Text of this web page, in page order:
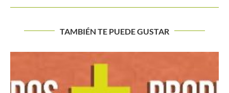
TAMBIÉN TE PUEDE GUSTAR